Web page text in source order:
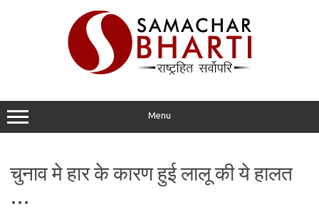
Menu
चुनाव मे हार के कारण हुई लालू की ये हालत
…